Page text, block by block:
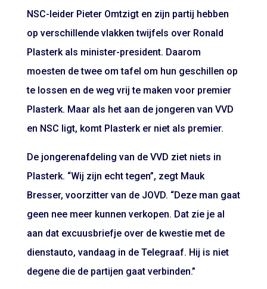
NSC-leider Pieter Omtzigt en zijn partij hebben
op verschillende vlakken twijfels over Ronald
Plasterk als minister-president. Daarom
moesten de twee om tafel om hun geschillen op
te lossen en de weg vrij te maken voor premier
Plasterk. Maar als het aan de jongeren van VVD
en NSC ligt, komt Plasterk er niet als premier.
De jongerenafdeling van de VVD ziet niets in
Plasterk. “Wij zijn echt tegen”, zegt Mauk
Bresser, voorzitter van de JOVD. “Deze man gaat
geen nee meer kunnen verkopen. Dat zie je al
aan dat excuusbriefje over de kwestie met de
dienstauto, vandaag in de Telegraaf. Hij is niet
degene die de partijen gaat verbinden.”